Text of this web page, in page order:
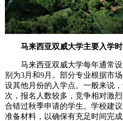
马来西亚双威大学主要入学时
马来西亚双威大学每年通常设
别为3月和9月。部分专业根据市
设其他月份的入学点。一般来说
次，报名人数较多，竞争相对激
合错过秋季申请的学生。学校建
准备材料，以确保有充足时间完